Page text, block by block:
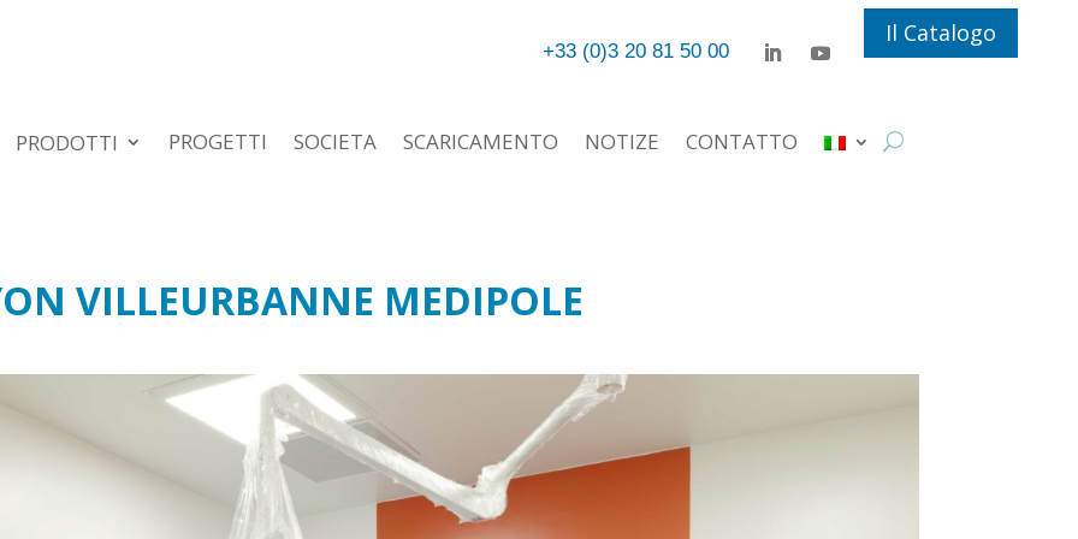
+33 (0)3 20 81 50 00
Il Catalogo
PRODOTTI PROGETTI SOCIETA SCARICAMENTO NOTIZE CONTATTO
VILLEURBANNE MEDIPOLE